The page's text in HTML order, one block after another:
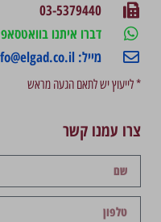
03-5379440
דברו איתנו בוואטסאפ
מייל: info@elgad.co.il
* לייעוץ יש לתאם הגעה מראש
צרו עמנו קשר